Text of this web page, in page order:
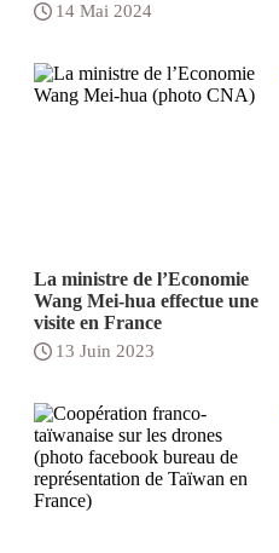
14 Mai 2024
La ministre de l’Economie
Wang Mei-hua effectue une
visite en France
13 Juin 2023